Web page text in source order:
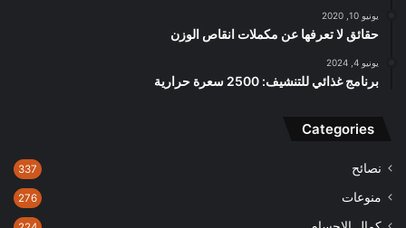
يونيو 10, 2020
حقائق لا تعرفها عن مكملات انقاص الوزن
يونيو 4, 2024
برنامج غذائي للتنشيف: 2500 سعرة حرارية
Categories
نصائح 337
منوعات 276